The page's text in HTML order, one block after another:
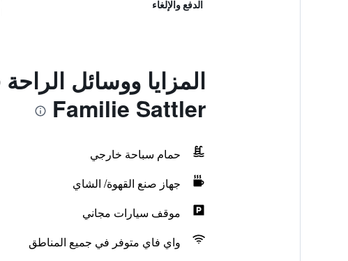
الدفع والإلغاء
Familie Sattler
حمام سباحة خارجي
جهاز صنع القهوة/ الشاي
موقف سيارات مجاني
واي فاي متوفر في جميع المناطق